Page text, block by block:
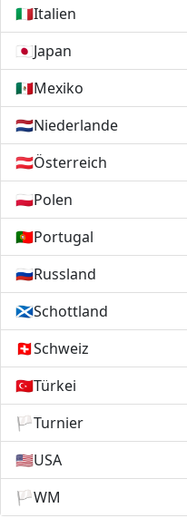
🇮🇹Italien
🇯🇵Japan
🇲🇽Mexiko
🇳🇱Niederlande
🇦🇹Österreich
🇵🇱Polen
🇵🇹Portugal
🇷🇺Russland
🏴󠁧󠁢󠁳󠁣󠁴󠁿Schottland
🇨🇭Schweiz
🇹🇷Türkei
🏳️Turnier
🇺🇸USA
🏳️WM